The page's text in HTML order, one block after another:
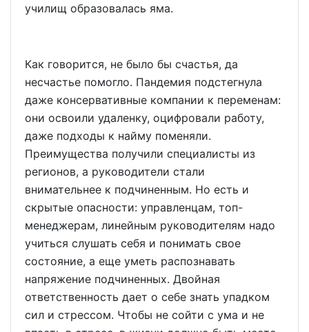
училищ образовалась яма.
Как говорится, не было бы счастья, да
несчастье помогло. Пандемия подстегнула
даже консервативные компании к переменам:
они освоили удаленку, оцифровали работу,
даже подходы к найму поменяли.
Преимущества получили специалисты из
регионов, а руководители стали
внимательнее к подчиненным. Но есть и
скрытые опасности: управленцам, топ-
менеджерам, линейным руководителям надо
учиться слушать себя и понимать свое
состояние, а еще уметь распознавать
напряжение подчиненных. Двойная
ответственность дает о себе знать упадком
сил и стрессом. Чтобы не сойти с ума и не